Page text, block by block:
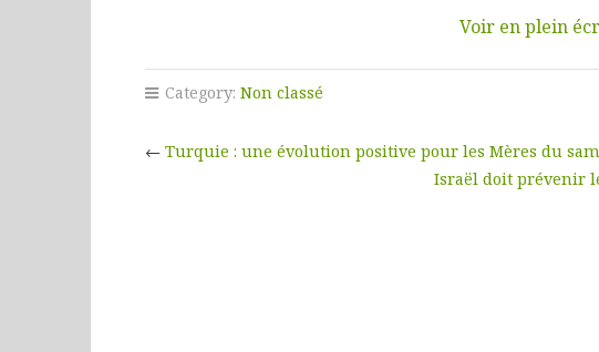
Voir en plein
Category: Non classé
← Turquie : une évolution positive pour les Mères du
Israël doit prévenir